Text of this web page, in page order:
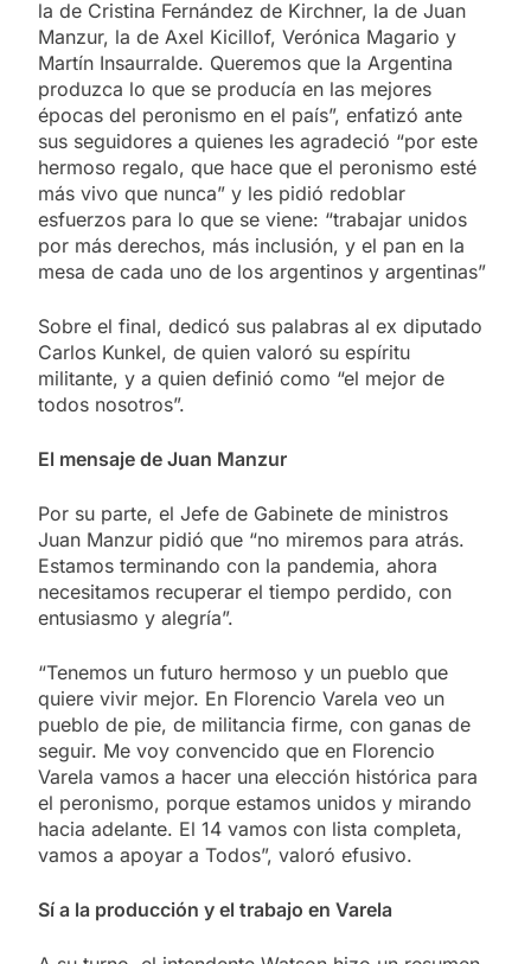
la de Cristina Fernández de Kirchner, la de Juan
Manzur, la de Axel Kicillof, Verónica Magario y
Martín Insaurralde. Queremos que la Argentina
produzca lo que se producía en las mejores
épocas del peronismo en el país”, enfatizó ante
sus seguidores a quienes les agradeció “por este
hermoso regalo, que hace que el peronismo esté
más vivo que nunca” y les pidió redoblar
esfuerzos para lo que se viene: “trabajar unidos
por más derechos, más inclusión, y el pan en la
mesa de cada uno de los argentinos y argentinas”
Sobre el final, dedicó sus palabras al ex diputado
Carlos Kunkel, de quien valoró su espíritu
militante, y a quien definió como “el mejor de
todos nosotros”.
El mensaje de Juan Manzur
Por su parte, el Jefe de Gabinete de ministros
Juan Manzur pidió que “no miremos para atrás.
Estamos terminando con la pandemia, ahora
necesitamos recuperar el tiempo perdido, con
entusiasmo y alegría”.
“Tenemos un futuro hermoso y un pueblo que
quiere vivir mejor. En Florencio Varela veo un
pueblo de pie, de militancia firme, con ganas de
seguir. Me voy convencido que en Florencio
Varela vamos a hacer una elección histórica para
el peronismo, porque estamos unidos y mirando
hacia adelante. El 14 vamos con lista completa,
vamos a apoyar a Todos”, valoró efusivo.
Sí a la producción y el trabajo en Varela